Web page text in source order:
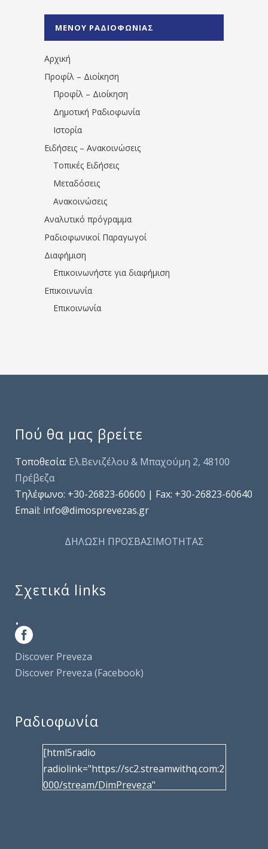
1531194763766854/" artist="" ]
ΜΕΝΟΥ ΡΑΔΙΟΦΩΝΙΑΣ
Αρχική
Προφίλ – Διοίκηση
Προφίλ – Διοίκηση
Δημοτική Ραδιοφωνία
Ιστορία
Ειδήσεις – Ανακοινώσεις
Τοπικές Ειδήσεις
Μεταδόσεις
Ανακοινώσεις
Αναλυτικό πρόγραμμα
Ραδιοφωνικοί Παραγωγοί
Διαφήμιση
Επικοινωνήστε για διαφήμιση
Επικοινωνία
Επικοινωνία
Πού θα μας βρείτε
Τοποθεσία: Ελ.Βενιζέλου & Μπαχούμη 2, 48100
Πρέβεζα
Τηλέφωνo: +30-26823-60600 | Fax: +30-26823-60640
Email: info@dimosprevezas.gr
ΔΗΛΩΣΗ ΠΡΟΣΒΑΣΙΜΟΤΗΤΑΣ
Σχετικά links
.
Discover Preveza
Discover Preveza (Facebook)
Ραδιοφωνία
[html5radio
radiolink="https://sc2.streamwithq.com:2
000/stream/DimPreveza"